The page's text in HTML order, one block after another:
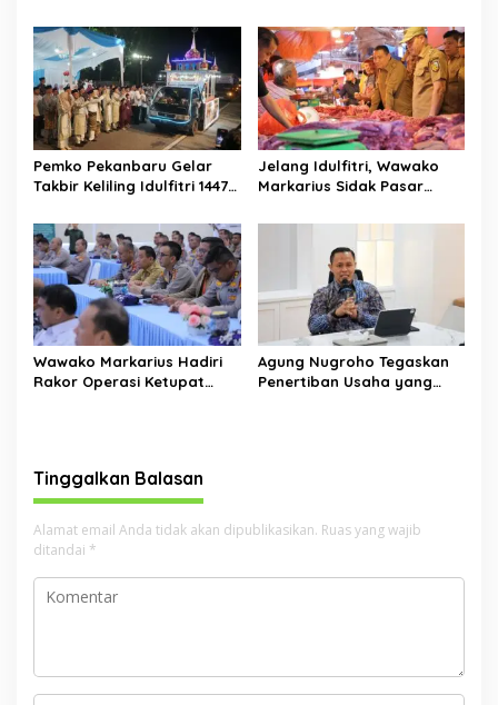
Takbiran Rumbai Kian
Meriah
Pemko Pekanbaru Gelar
Takbir Keliling Idulfitri 1447
Sultan Syarif Kasim dengan
Pawai Obor dan Mobil Hias
Jelang Idulfitri, Wawako
Markarius Sidak Pasar
Pastikan Harga Pangan
Stabil dan Stok Aman
Wawako Markarius Hadiri
Rakor Operasi Ketupat
Agung Nugroho Tegaskan
Penertiban Usaha yang
Tinggalkan Balasan
Alamat email Anda tidak akan dipublikasikan. Ruas yang wajib
ditandai *